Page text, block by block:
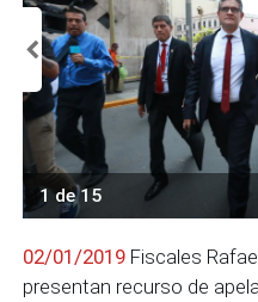
1 de 15
02/01/2019 Fiscales
presentan recurso de